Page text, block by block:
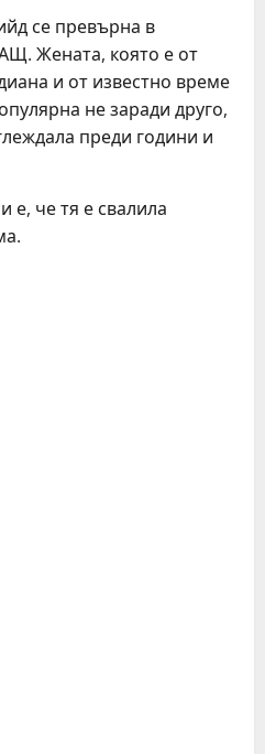
се превърна в
Жената, която е от
и от известно време
не заради друго,
преди години и
е, че тя е свалила